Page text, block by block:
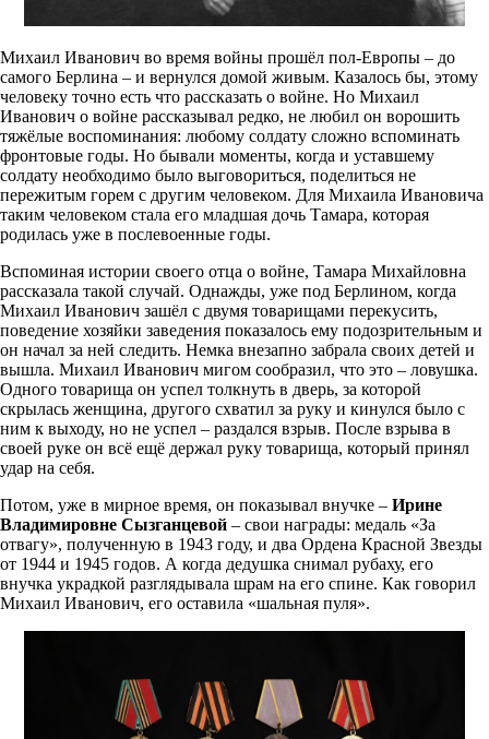
Михаил Иванович во время войны прошёл пол-Европы – до
самого Берлина – и вернулся домой живым. Казалось бы, этому
человеку точно есть что рассказать о войне. Но Михаил
Иванович о войне рассказывал редко, не любил он ворошить
тяжёлые воспоминания: любому солдату сложно вспоминать
фронтовые годы. Но бывали моменты, когда и уставшему
солдату необходимо было выговориться, поделиться не
пережитым горем с другим человеком. Для Михаила Ивановича
таким человеком стала его младшая дочь Тамара, которая
родилась уже в послевоенные годы.
Вспоминая истории своего отца о войне, Тамара Михайловна
рассказала такой случай. Однажды, уже под Берлином, когда
Михаил Иванович зашёл с двумя товарищами перекусить,
поведение хозяйки заведения показалось ему подозрительным и
он начал за ней следить. Немка внезапно забрала своих детей и
вышла. Михаил Иванович мигом сообразил, что это – ловушка.
Одного товарища он успел толкнуть в дверь, за которой
скрылась женщина, другого схватил за руку и кинулся было с
ним к выходу, но не успел – раздался взрыв. После взрыва в
своей руке он всё ещё держал руку товарища, который принял
удар на себя.
Потом, уже в мирное время, он показывал внучке – Ирине
Владимировне Сызганцевой – свои награды: медаль «За
отвагу», полученную в 1943 году, и два Ордена Красной Звезды
от 1944 и 1945 годов. А когда дедушка снимал рубаху, его
внучка украдкой разглядывала шрам на его спине. Как говорил
Михаил Иванович, его оставила «шальная пуля».